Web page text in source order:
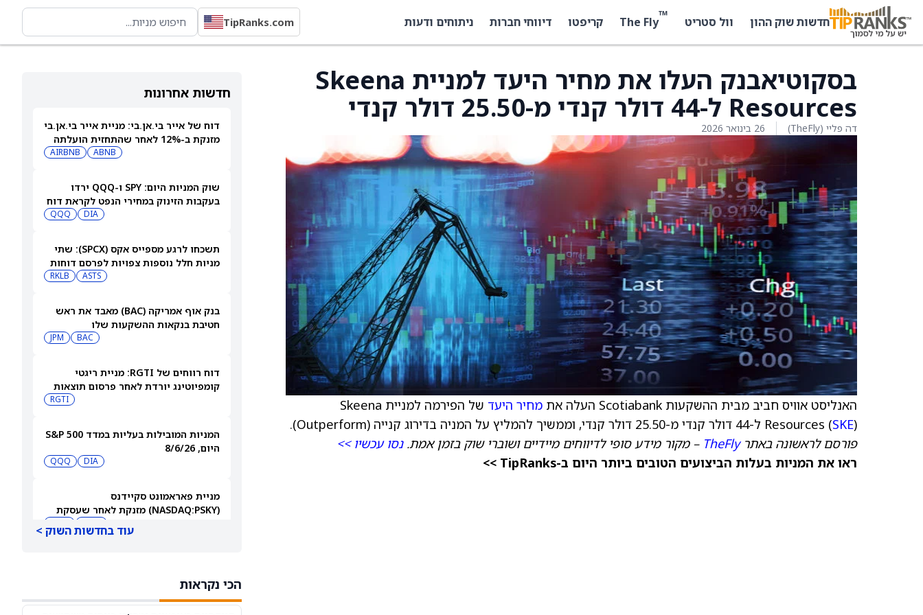
חדשות שוק ההון וול סטריט ™
The Fly קריפטו דיווחי חברות ניתוחים ודעות TipRanks.com
חדשות אחרונות
דוח של אייר בי.אן.בי: מניית אייר בי.אן.בי
מזנקת ב-12% לאחר שהתחזית הועלתה
ABNB
AIRBNB
שוק המניות היום: SPY ו-QQQ ירדו
בעקבות הזינוק במחירי הנפט לקראת דוח
DIA
QQQ
תשכחו לרגע מספייס אקס (SPCX): שתי
מניות חלל נוספות צפויות לפרסם דוחות
ASTS
RKLB
בנק אוף אמריקה (BAC) מאבד את ראש
חטיבת בנקאות ההשקעות שלו
BAC
JPM
דוח רווחים של RGTI: מניית ריגטי
קומפיוטינג יורדת לאחר פרסום תוצאות
RGTI
המניות המובילות בעליות במדד S&P 500
היום, 8/6/26
DIA
QQQ
מניית פאראמונט סקיידנס
(NASDAQ:PSKY) מזנקת לאחר שעסקת
המיזוג קיבלה אישור בבריטניה
הרבעון השני
עוד בחדשות השוק >
הכי נקראות
בסקוטיאבנק העלו את מחיר היעד למניית Skeena
Resources ל-44 דולר קנדי מ-25.50 דולר קנדי
דה פליי (TheFly) 26 בינואר 2026
האנליסט אוויס חביב מבית ההשקעות Scotiabank העלה את מחיר היעד
של הפירמה למניית Skeena
Resources (SKE) ל-44 דולר קנדי מ-25.50 דולר קנדי, וממשיך להמליץ על המניה בדירוג קנייה (Outperform).
פורסם לראשונה באתרTheFly – מקור מידע סופי לדיווחים מיידיים ושוברי שוק בזמן אמת.נסו עכשיו >>
ראו את המניות בעלות הביצועים הטובים ביותר היום ב-TipRanks >>